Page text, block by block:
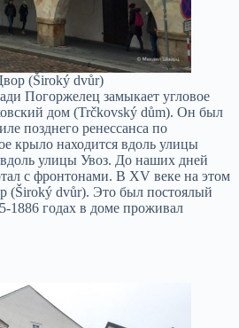
(Široký dvůr)
Погоржелец замыкает угловое
дом (Trčkovský dům). Он был
позднего ренессанса по
крыло находится вдоль улицы
улицы Увоз. До наших дней
с фронтонами. В XV веке на этом
(Široký dvůr). Это был постоялый
1886 годах в доме проживал